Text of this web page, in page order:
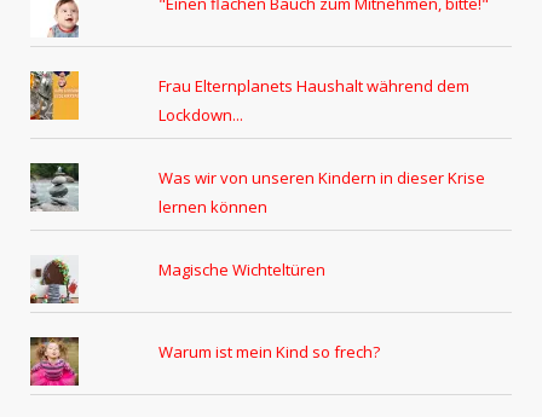
Frau Elternplanets Haushalt während dem
Lockdown...
Was wir von unseren Kindern in dieser Krise
lernen können
Magische Wichteltüren
Warum ist mein Kind so frech?